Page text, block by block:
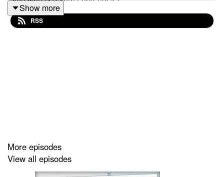
Show more
RSS
More episodes
View all episodes